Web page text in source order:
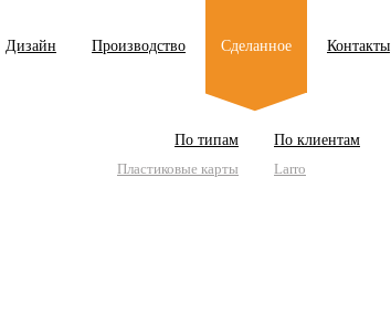
Дизайн Производство Сделанное
По типам
Пластиковые карты
По клиентам
Larro
Контакты